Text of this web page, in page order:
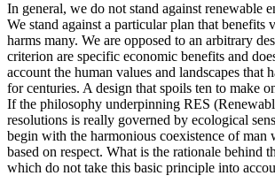
In general, we do not stand against renewable
We stand against a particular plan that benefits
harms many. We are opposed to an arbitrary
criterion are specific economic benefits and
account the human values and landscapes that
for centuries. A design that spoils ten to make
If the philosophy underpinning RES
resolutions is really governed by ecological
begin with the harmonious coexistence of man
based on respect. What is the rationale behind
which do not take this basic principle into